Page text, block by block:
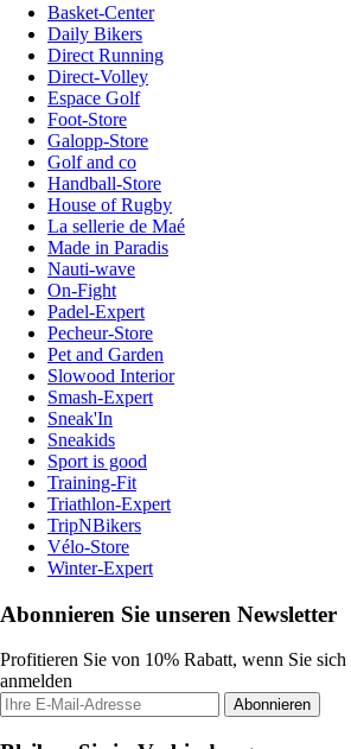
Basket-Center
Daily Bikers
Direct Running
Direct-Volley
Espace Golf
Foot-Store
Galopp-Store
Golf and co
Handball-Store
House of Rugby
La sellerie de Maé
Made in Paradis
Nauti-wave
On-Fight
Padel-Expert
Pecheur-Store
Pet and Garden
Slowood Interior
Smash-Expert
Sneak'In
Sneakids
Sport is good
Training-Fit
Triathlon-Expert
TripNBikers
Vélo-Store
Winter-Expert
Abonnieren Sie unseren Newsletter
Profitieren Sie von 10% Rabatt, wenn Sie
anmelden
Abonnieren